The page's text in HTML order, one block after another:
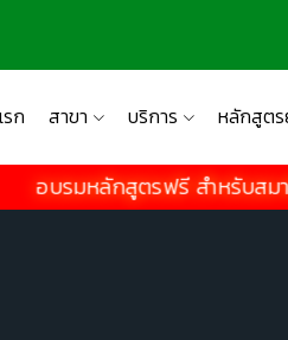
ก สาขา บริการ หลักสูต
อบรมหลักสูตรฟรี สำหรับสม